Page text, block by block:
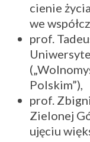
cienie
we
prof.
Polskim”),
prof.
Zielonej
ujęciu